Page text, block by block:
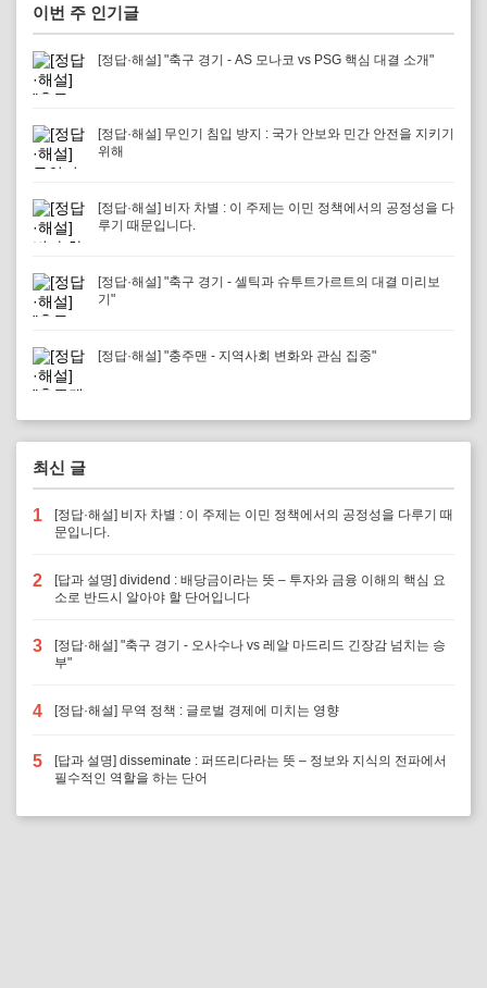
이번 주 인기글
[정답·해설] "축구 경기 - AS 모나코 vs PSG 핵심 대결 소개"
[정답·해설] 무인기 침입 방지 : 국가 안보와 민간 안전을 지키기
위해
[정답·해설] 비자 차별 : 이 주제는 이민 정책에서의 공정성을 다
루기 때문입니다.
[정답·해설] "축구 경기 - 셀틱과 슈투트가르트의 대결 미리보
기"
[정답·해설] "충주맨 - 지역사회 변화와 관심 집중"
최신 글
1
[정답·해설] 비자 차별 : 이 주제는 이민 정책에서의 공정성을 다루기 때
문입니다.
2
[답과 설명] dividend : 배당금이라는 뜻 – 투자와 금융 이해의 핵심 요
소로 반드시 알아야 할 단어입니다
3
[정답·해설] "축구 경기 - 오사수나 vs 레알 마드리드 긴장감 넘치는 승
부"
4 [정답·해설] 무역 정책 : 글로벌 경제에 미치는 영향
5
[답과 설명] disseminate : 퍼뜨리다라는 뜻 – 정보와 지식의 전파에서
필수적인 역할을 하는 단어